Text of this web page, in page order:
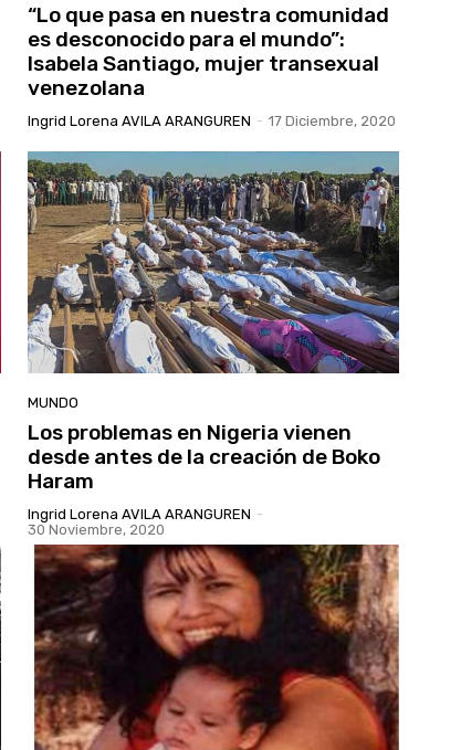
“Lo que pasa en nuestra comunidad
es desconocido para el mundo”:
Isabela Santiago, mujer transexual
venezolana
Ingrid Lorena AVILA ARANGUREN - 17 Diciembre, 2020
MUNDO
Los problemas en Nigeria vienen
desde antes de la creación de Boko
Haram
Ingrid Lorena AVILA ARANGUREN -
30 Noviembre, 2020